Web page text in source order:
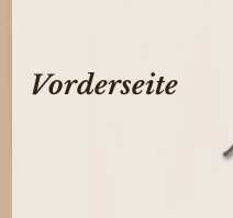
Vorderseite